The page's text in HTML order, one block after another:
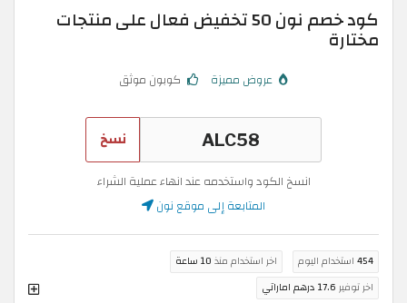
كود خصم نون 50 تخفيض فعال على منتجات
مختارة
عروض مميزة كوبون موثق
نسخ
انسخ الكود واستخدمه عند انهاء عملية الشراء
المتابعة إلى موقع نون
454 استخدام اليوم اخر استخدام منذ 10 ساعة
اخر توفير 17.6 درهم اماراتي